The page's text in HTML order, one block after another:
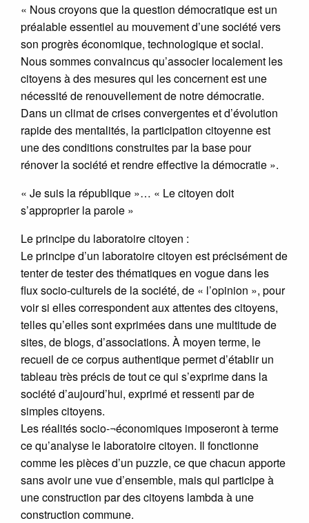
« Nous croyons que la question démocratique est un
préalable essentiel au mouvement d’une société vers
son progrès économique, technologique et social.
Nous sommes convaincus qu’associer localement les
citoyens à des mesures qui les concernent est une
nécessité de renouvellement de notre démocratie.
Dans un climat de crises convergentes et d’évolution
rapide des mentalités, la participation citoyenne est
une des conditions construites par la base pour
rénover la société et rendre effective la démocratie ».
« Je suis la république »… « Le citoyen doit
s’approprier la parole »
Le principe du laboratoire citoyen :
Le principe d’un laboratoire citoyen est précisément de
tenter de tester des thématiques en vogue dans les
flux socio-culturels de la société, de « l’opinion », pour
voir si elles correspondent aux attentes des citoyens,
telles qu’elles sont exprimées dans une multitude de
sites, de blogs, d’associations. À moyen terme, le
recueil de ce corpus authentique permet d’établir un
tableau très précis de tout ce qui s’exprime dans la
société d’aujourd’hui, exprimé et ressenti par de
simples citoyens.
Les réalités socio-¬économiques imposeront à terme
ce qu’analyse le laboratoire citoyen. Il fonctionne
comme les pièces d’un puzzle, ce que chacun apporte
sans avoir une vue d’ensemble, mais qui participe à
une construction par des citoyens lambda à une
construction commune.